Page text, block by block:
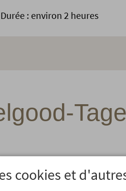
Durée : environ 2 heures
Tage
cookies et